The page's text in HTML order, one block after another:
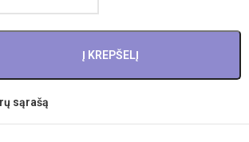
Į KREPŠELĮ
sąrašą